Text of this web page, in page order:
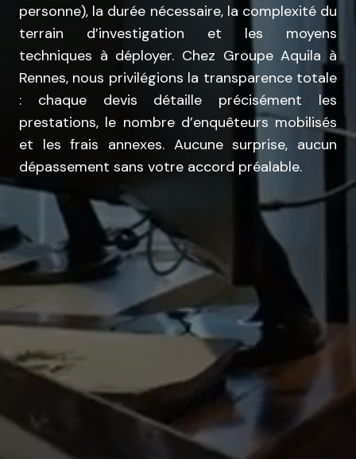
personne), la durée nécessaire, la complexité du
terrain d’investigation et les moyens
techniques à déployer. Chez Groupe Aquila à
Rennes, nous privilégions la transparence totale
: chaque devis détaille précisément les
prestations, le nombre d’enquêteurs mobilisés
et les frais annexes. Aucune surprise, aucun
dépassement sans votre accord préalable.